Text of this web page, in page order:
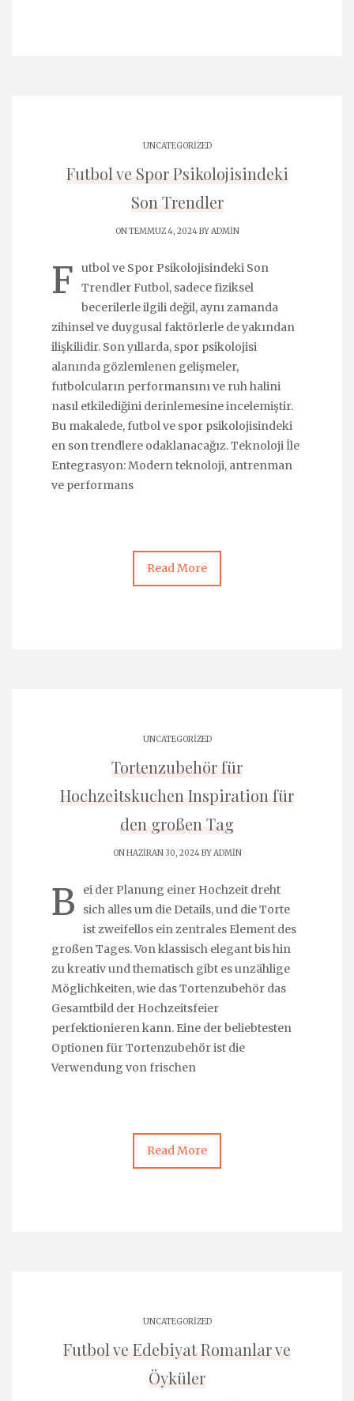
UNCATEGORIZED
Futbol ve Spor Psikolojisindeki
Son Trendler
ON TEMMUZ 4, 2024 BYADMIN
F
utbol ve Spor Psikolojisindeki Son
Trendler Futbol, sadece fiziksel
becerilerle ilgili değil, aynı zamanda
zihinsel ve duygusal faktörlerle de yakından
ilişkilidir. Son yıllarda, spor psikolojisi
alanında gözlemlenen gelişmeler,
futbolcuların performansını ve ruh halini
nasıl etkilediğini derinlemesine incelemiştir.
Bu makalede, futbol ve spor psikolojisindeki
en son trendlere odaklanacağız. Teknoloji İle
Entegrasyon: Modern teknoloji, antrenman
ve performans
Read More
UNCATEGORIZED
Tortenzubehör für
Hochzeitskuchen Inspiration für
den großen Tag
ON HAZIRAN 30, 2024 BYADMIN
B
ei der Planung einer Hochzeit dreht
sich alles um die Details, und die Torte
ist zweifellos ein zentrales Element des
großen Tages. Von klassisch elegant bis hin
zu kreativ und thematisch gibt es unzählige
Möglichkeiten, wie das Tortenzubehör das
Gesamtbild der Hochzeitsfeier
perfektionieren kann. Eine der beliebtesten
Optionen für Tortenzubehör ist die
Verwendung von frischen
Read More
UNCATEGORIZED
Futbol ve Edebiyat Romanlar ve
Öyküler